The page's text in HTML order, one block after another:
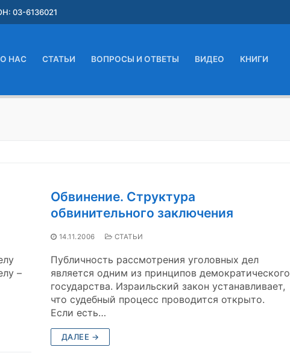
03-6136021
О НАС СТАТЬИ ВОПРОСЫ И ОТВЕТЫ ВИДЕО КНИГИ
–
Обвинение. Структура
обвинительного заключения
14.11.2006 СТАТЬИ
Публичность рассмотрения уголовных дел
является одним из принципов демократического
государства. Израильский закон устанавливает,
что судебный процесс проводится открыто.
Если есть…
ДАЛЕЕ →